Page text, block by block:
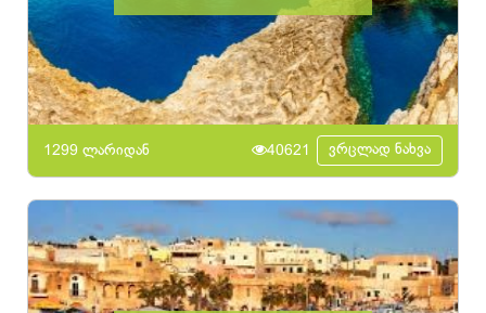
1299 ლარიდან 40621 ვრცლად ნახვა